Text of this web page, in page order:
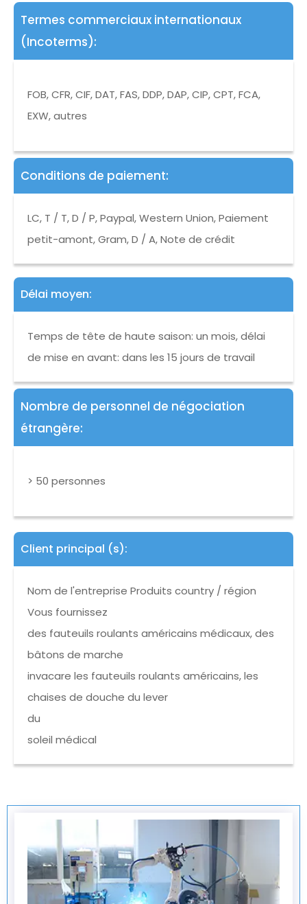
Termes commerciaux internationaux
(Incoterms):
FOB, CFR, CIF, DAT, FAS, DDP, DAP, CIP, CPT, FCA,
EXW, autres
Conditions de paiement:
LC, T / T, D / P, Paypal, Western Union, Paiement
petit-amont, Gram, D / A, Note de crédit
Délai moyen:
Temps de tête de haute saison: un mois, délai
de mise en avant: dans les 15 jours de travail
Nombre de personnel de négociation
étrangère:
> 50 personnes
Client principal (s):
Nom de l'entreprise Produits country / région
Vous fournissez
des fauteuils roulants américains médicaux, des
bâtons de marche
invacare les fauteuils roulants américains, les
chaises de douche du lever
du
soleil médical